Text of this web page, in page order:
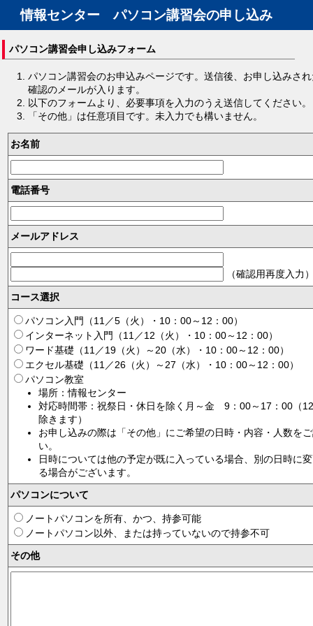
情報センター パソコン講習会の申し込み
パソコン講習会申し込みフォーム
パソコン講習会のお申込みページです。送信後、お申し込みさ
確認のメールが入ります。
以下のフォームより、必要事項を入力のうえ送信してください。
「その他」は任意項目です。未入力でも構いません。
お名前
電話番号
メールアドレス
（確認用再度入力
コース選択
パソコン入門（11／5（火）・10：00～12：00）
インターネット入門（11／12（火）・10：00～12：00）
ワード基礎（11／19（火）～20（水）・10：00～12：00）
エクセル基礎（11／26（火）～27（水）・10：00～12：00）
パソコン教室
場所：情報センター
対応時間帯：祝祭日・休日を除く月～金 9：00～17：00（
除きます）
お申し込みの際は「その他」にご希望の日時・内容・人数を
い。
日時については他の予定が既に入っている場合、別の日時に
る場合がございます。
パソコンについて
ノートパソコンを所有、かつ、持参可能
ノートパソコン以外、または持っていないので持参不可
その他